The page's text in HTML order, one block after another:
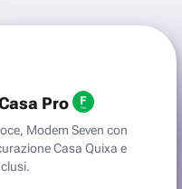
Pro
Modem Seven con
Casa Quixa e